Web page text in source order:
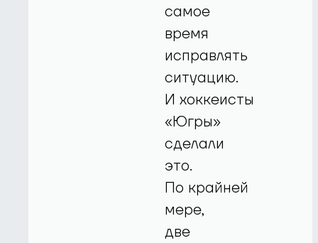
самое
время
исправлять
ситуацию.
И хоккеисты
«Югры»
сделали
это.
По крайней
мере,
две